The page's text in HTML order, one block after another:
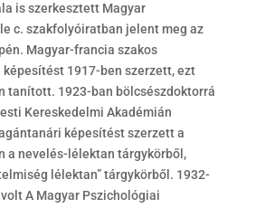
is szerkesztett Magyar
c. szakfolyóiratban jelent meg az
Magyar-francia szakos
1917-ben szerzett, ezt
tanított. 1923-ban bölcsészdoktorrá
Kereskedelmi Akadémián
képesítést szerzett a
a nevelés-lélektan tárgykörből,
lélektan” tárgykörből. 1932-
A Magyar Pszichológiai